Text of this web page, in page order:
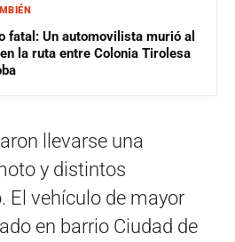
fatal: Un automovilista murió al
la ruta entre Colonia Tirolesa
llevarse una
y distintos
El vehículo de mayor
en barrio Ciudad de